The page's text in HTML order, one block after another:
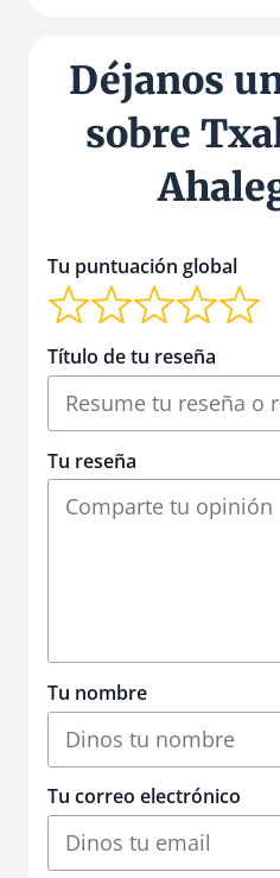
Déjanos
sobre
Tu puntuación global
Título de tu reseña
Tu reseña
Tu nombre
Tu correo electrónico